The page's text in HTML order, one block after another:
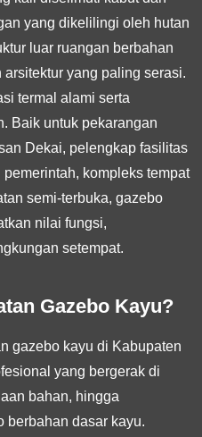
yang dikelilingi oleh hutan
luar ruangan berbahan
yang paling serasi.
termal alami serta
Baik untuk pekarangan
Dekai, pelengkap fasilitas
kompleks tempat
semi-terbuka, gazebo
nilai fungsi,
setempat.
Gazebo Kayu?
gazebo kayu di Kabupaten
yang bergerak di
bahan, hingga
berbahan dasar kayu.